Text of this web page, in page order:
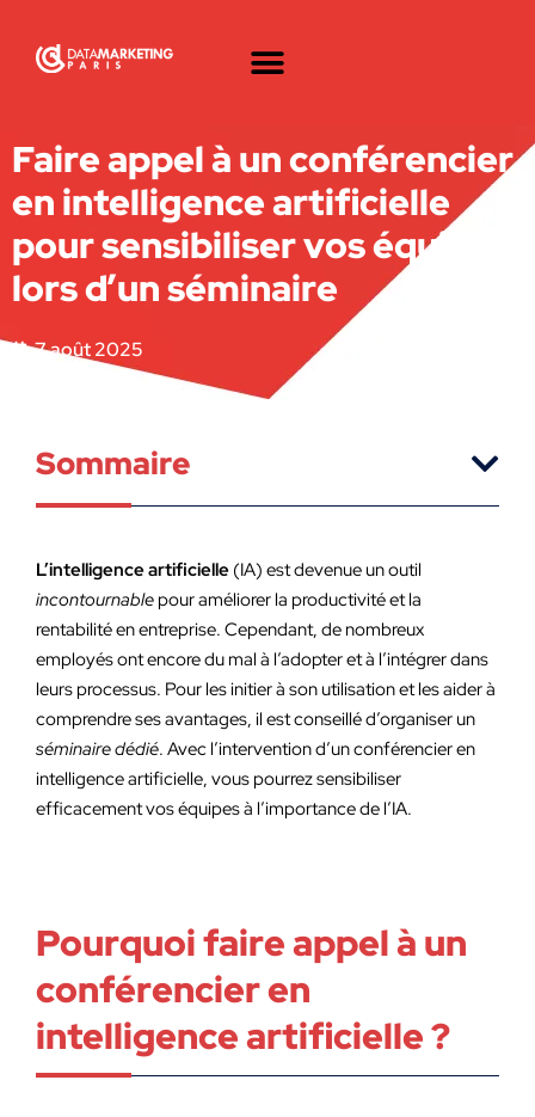
Faire appel à un conférencier
en intelligence artificielle
pour sensibiliser vos équipes
lors d’un séminaire
7 août 2025
Sommaire
L’intelligence artificielle (IA) est devenue un outil
incontournable pour améliorer la productivité et la
rentabilité en entreprise. Cependant, de nombreux
employés ont encore du mal à l’adopter et à l’intégrer dans
leurs processus. Pour les initier à son utilisation et les aider à
comprendre ses avantages, il est conseillé d’organiser un
séminaire dédié. Avec l’intervention d’un conférencier en
intelligence artificielle, vous pourrez sensibiliser
efficacement vos équipes à l’importance de l’IA.
Pourquoi faire appel à un
conférencier en
intelligence artificielle ?